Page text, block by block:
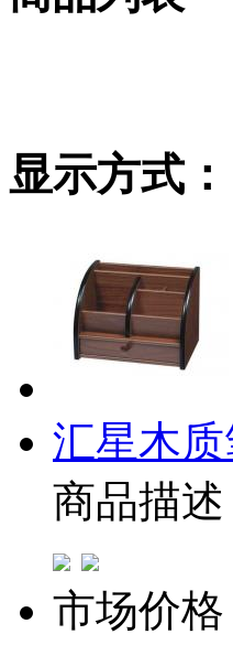
显示方式：
汇星木
商品描
市场价格